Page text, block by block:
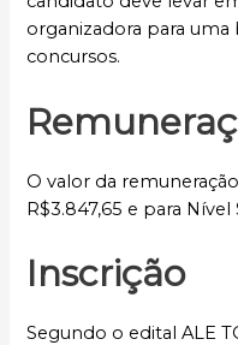
organizadora para uma
concursos.
O valor da
R$3.847,65 e para
Inscrição
Segundo o edital ALE